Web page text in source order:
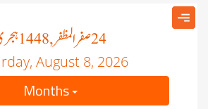
24صفر المظفر, 1448
August 8, 2026
Months